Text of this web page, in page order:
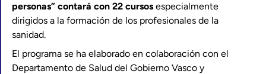
personas” contará con 22 cursos especialmente
dirigidos a la formación de los profesionales de la
sanidad.
El programa se ha elaborado en colaboración con el
Departamento de Salud del Gobierno Vasco y